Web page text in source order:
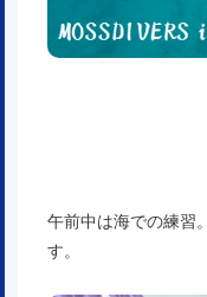
午前中は海での練習
す。